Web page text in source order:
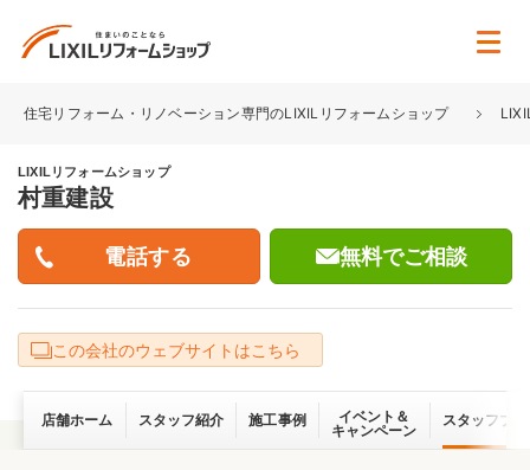
住宅リフォーム・リノベーション専門のLIXILリフォームショップ
LIXILリフォームショップ
村重建設
無料でご相談
この会社のウェブサイトはこちら
店舗ホーム スタッフ紹介 施工事例
イベント＆
キャンペーン
スタッフブ